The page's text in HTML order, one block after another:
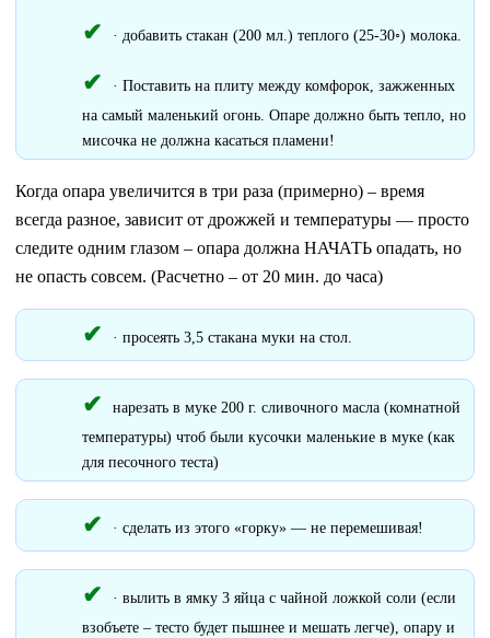
· добавить стакан (200 мл.) теплого (25-30◦) молока.
· Поставить на плиту между комфорок, зажженных
на самый маленький огонь. Опаре должно быть тепло, но
мисочка не должна касаться пламени!
Когда опара увеличится в три раза (примерно) – время
всегда разное, зависит от дрожжей и температуры — просто
следите одним глазом – опара должна НАЧАТЬ опадать, но
не опасть совсем. (Расчетно – от 20 мин. до часа)
· просеять 3,5 стакана муки на стол.
нарезать в муке 200 г. сливочного масла (комнатной
температуры) чтоб были кусочки маленькие в муке (как
для песочного теста)
· сделать из этого «горку» — не перемешивая!
· вылить в ямку 3 яйца с чайной ложкой соли (если
взобъете – тесто будет пышнее и мешать легче), опару и